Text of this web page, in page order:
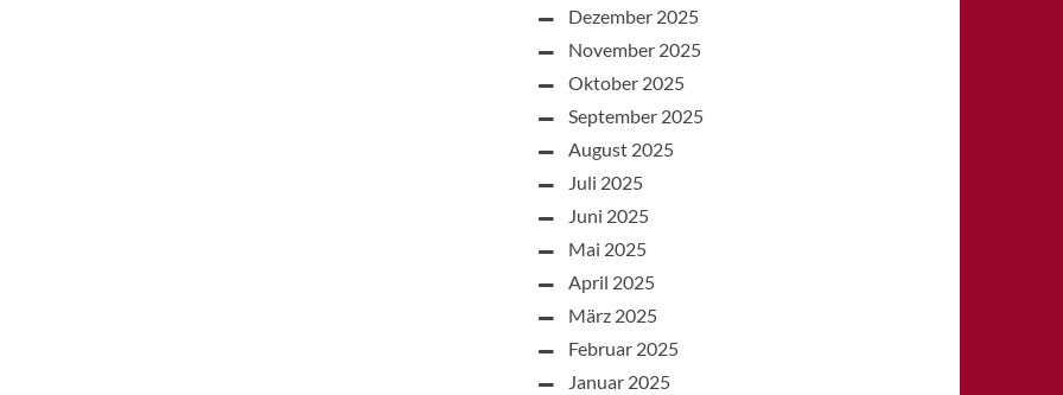
Dezember 2025
November 2025
Oktober 2025
September 2025
August 2025
Juli 2025
Juni 2025
Mai 2025
April 2025
März 2025
Februar 2025
Januar 2025